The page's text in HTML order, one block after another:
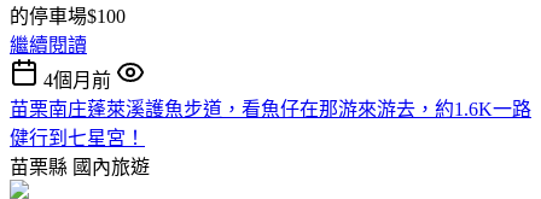
的停車場$100
繼續閱讀
4個月前
苗栗南庄蓬萊溪護魚步道，看魚仔在那游來游去，約1.6K一路
健行到七星宮！
苗栗縣 國內旅遊